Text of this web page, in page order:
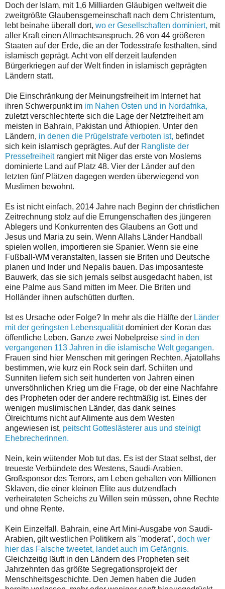
Doch der Islam, mit 1,6 Milliarden Gläubigen weltweit die
zweitgrößte Glaubensgemeinschaft nach dem Christentum,
lebt beinahe überall dort, wo er Gesellschaften dominiert, mit
aller Kraft einen Allmachtsanspruch. 26 von 44 größeren
Staaten auf der Erde, die an der Todesstrafe festhalten, sind
islamisch geprägt. Acht von elf derzeit laufenden
Bürgerkriegen auf der Welt finden in islamisch geprägten
Ländern statt.
Die Einschränkung der Meinungsfreiheit im Internet hat
ihren Schwerpunkt im im Nahen Osten und in Nordafrika,
zuletzt verschlechterte sich die Lage der Netzfreiheit am
meisten in Bahrain, Pakistan und Äthiopien. Unter den
Ländern, in denen die Prügelstrafe verboten ist, befindet
sich kein islamisch geprägtes. Auf der Rangliste der
Pressefreiheit rangiert mit Niger das erste von Moslems
dominierte Land auf Platz 48. Vier der Länder auf den
letzten fünf Plätzen dagegen werden überwiegend von
Muslimen bewohnt.
Es ist nicht einfach, 2014 Jahre nach Beginn der christlichen
Zeitrechnung stolz auf die Errungenschaften des jüngeren
Ablegers und Konkurrenten des Glaubens an Gott und
Jesus und Maria zu sein. Wenn Allahs Länder Handball
spielen wollen, importieren sie Spanier. Wenn sie eine
Fußball-WM veranstalten, lassen sie Briten und Deutsche
planen und Inder und Nepalis bauen. Das imposanteste
Bauwerk, das sie sich jemals selbst ausgedacht haben, ist
eine Palme aus Sand mitten im Meer. Die Briten und
Holländer ihnen aufschütten durften.
Ist es Ursache oder Folge? In mehr als die Hälfte der Länder
mit der geringsten Lebensqualitätdominiert der Koran das
öffentliche Leben. Ganze zwei Nobelpreise sind in den
vergangenen 113 Jahren in die islamische Welt gegangen.
Frauen sind hier Menschen mit geringen Rechten, Ajatollahs
bestimmen, wie kurz ein Rock sein darf. Schiiten und
Sunniten liefern sich seit hunderten von Jahren einen
unversöhnlichen Krieg um die Frage, ob der eine Nachfahre
des Propheten oder der andere rechtmäßig ist. Eines der
wenigen muslimischen Länder, das dank seines
Ölreichtums nicht auf Alimente aus dem Westen
angewiesen ist, peitscht Gotteslästerer aus und steinigt
Ehebrecherinnen.
Nein, kein wütender Mob tut das. Es ist der Staat selbst, der
treueste Verbündete des Westens, Saudi-Arabien,
Großsponsor des Terrors, am Leben gehalten von Millionen
Sklaven, die einer kleinen Elite aus dutzendfach
verheirateten Scheichs zu Willen sein müssen, ohne Rechte
und ohne Rente.
Kein Einzelfall. Bahrain, eine Art Mini-Ausgabe von Saudi-
Arabien, gilt westlichen Politikern als "moderat", doch wer
hier das Falsche tweetet, landet auch im Gefängnis.
Gleichzeitig läuft in den Ländern des Propheten seit
Jahrzehnten das größte Segregationsprojekt der
Menschheitsgeschichte. Den Jemen haben die Juden